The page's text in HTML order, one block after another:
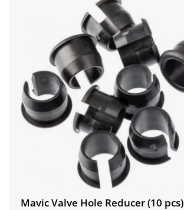
Mavic Valve Hole Reducer (10 pcs)